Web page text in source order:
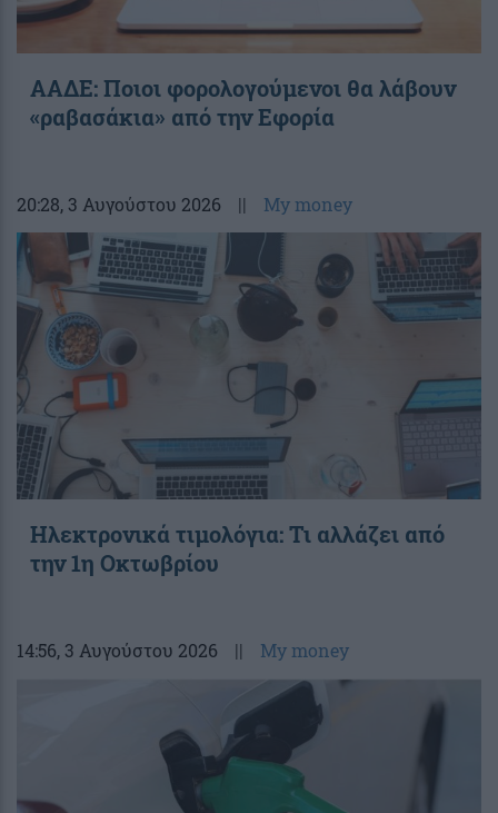
ΑΑΔΕ: Ποιοι φορολογούμενοι θα λάβουν
«ραβασάκια» από την Εφορία
20:28, 3 Αυγούστου 2026 || My money
Ηλεκτρονικά τιμολόγια: Τι αλλάζει από
την 1η Οκτωβρίου
14:56, 3 Αυγούστου 2026 || My money